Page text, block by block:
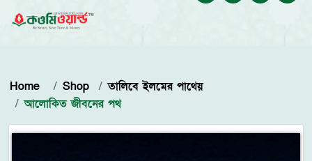
Home Shop
তালিবে ইলমের পাথেয়
আলোকিত জীবনের পথ